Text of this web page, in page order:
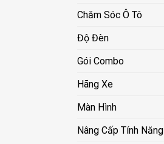
Chăm Sóc Ô Tô
Độ Đèn
Gói Combo
Hãng Xe
Màn Hình
Nâng Cấp Tính Năng